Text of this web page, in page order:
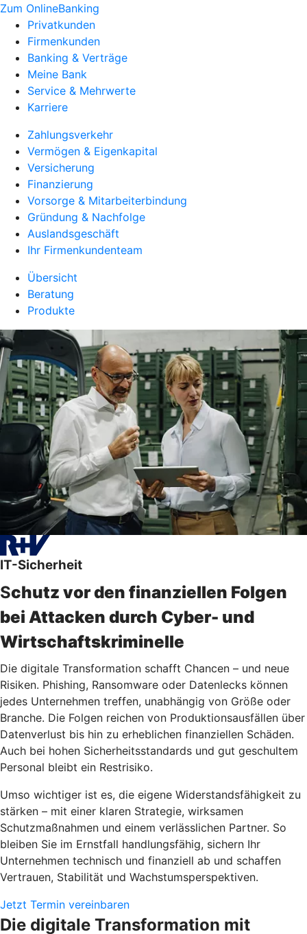
Zum OnlineBanking
Privatkunden
Firmenkunden
Banking & Verträge
Meine Bank
Service & Mehrwerte
Karriere
Zahlungsverkehr
Vermögen & Eigenkapital
Versicherung
Finanzierung
Vorsorge & Mitarbeiterbindung
Gründung & Nachfolge
Auslandsgeschäft
Ihr Firmenkundenteam
Übersicht
Beratung
Produkte
IT-Sicherheit
Schutz vor den finanziellen Folgen
bei Attacken durch Cyber- und
Wirtschaftskriminelle
Die digitale Transformation schafft Chancen – und neue
Risiken. Phishing, Ransomware oder Datenlecks können
jedes Unternehmen treffen, unabhängig von Größe oder
Branche. Die Folgen reichen von Produktionsausfällen über
Datenverlust bis hin zu erheblichen finanziellen Schäden.
Auch bei hohen Sicherheitsstandards und gut geschultem
Personal bleibt ein Restrisiko.
Umso wichtiger ist es, die eigene Widerstandsfähigkeit zu
stärken – mit einer klaren Strategie, wirksamen
Schutzmaßnahmen und einem verlässlichen Partner. So
bleiben Sie im Ernstfall handlungsfähig, sichern Ihr
Unternehmen technisch und finanziell ab und schaffen
Vertrauen, Stabilität und Wachstumsperspektiven.
Jetzt Termin vereinbaren
Die digitale Transformation mit